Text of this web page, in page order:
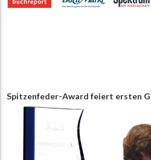
Spitzenfeder-Award feiert ersten